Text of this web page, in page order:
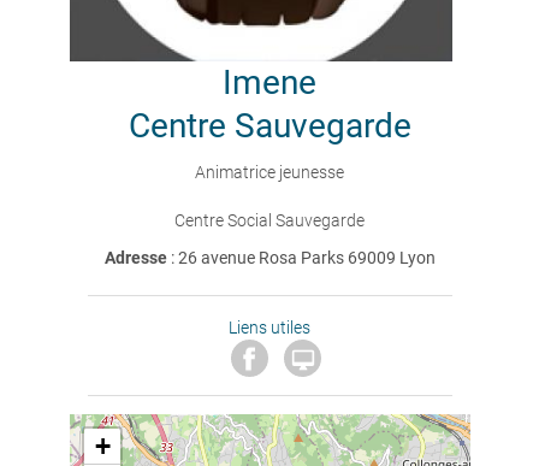
Imene
Centre Sauvegarde
Animatrice jeunesse
Centre Social Sauvegarde
Adresse : 26 avenue Rosa Parks 69009 Lyon
Liens utiles

+